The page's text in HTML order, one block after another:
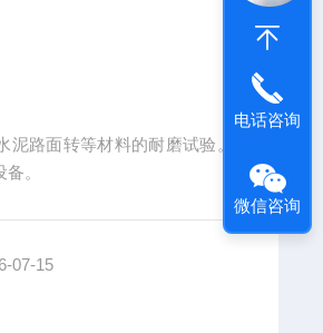
路面转等材料的耐磨试验。
。
07-15
电话咨询
微信咨询